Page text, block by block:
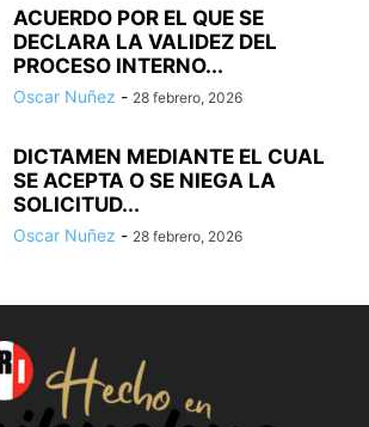
ACUERDO POR EL QUE SE
DECLARA LA VALIDEZ DEL
PROCESO INTERNO...
Oscar Nuñez - 28 febrero, 2026
DICTAMEN MEDIANTE EL CUAL
SE ACEPTA O SE NIEGA LA
SOLICITUD...
Oscar Nuñez - 28 febrero, 2026